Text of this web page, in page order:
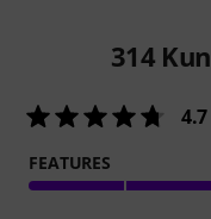
314
4.7
FEATURES